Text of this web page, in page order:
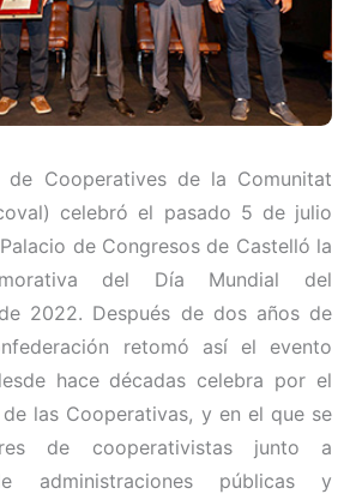
de Cooperatives de la Comunitat
celebró el pasado 5 de julio
de Congresos de Castelló la
del Día Mundial del
2022. Después de dos años de
retomó así el evento
hace décadas celebra por el
las Cooperativas, y en el que se
de cooperativistas junto a
administraciones públicas y